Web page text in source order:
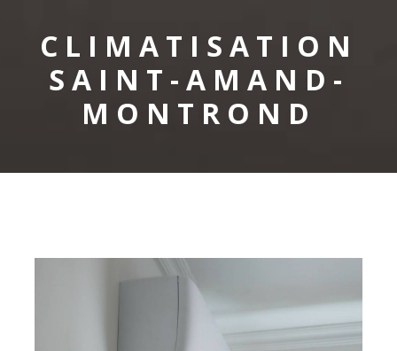
CLIMATISATION
SAINT-AMAND-
MONTROND